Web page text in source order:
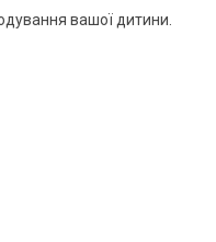
вашої дитини.